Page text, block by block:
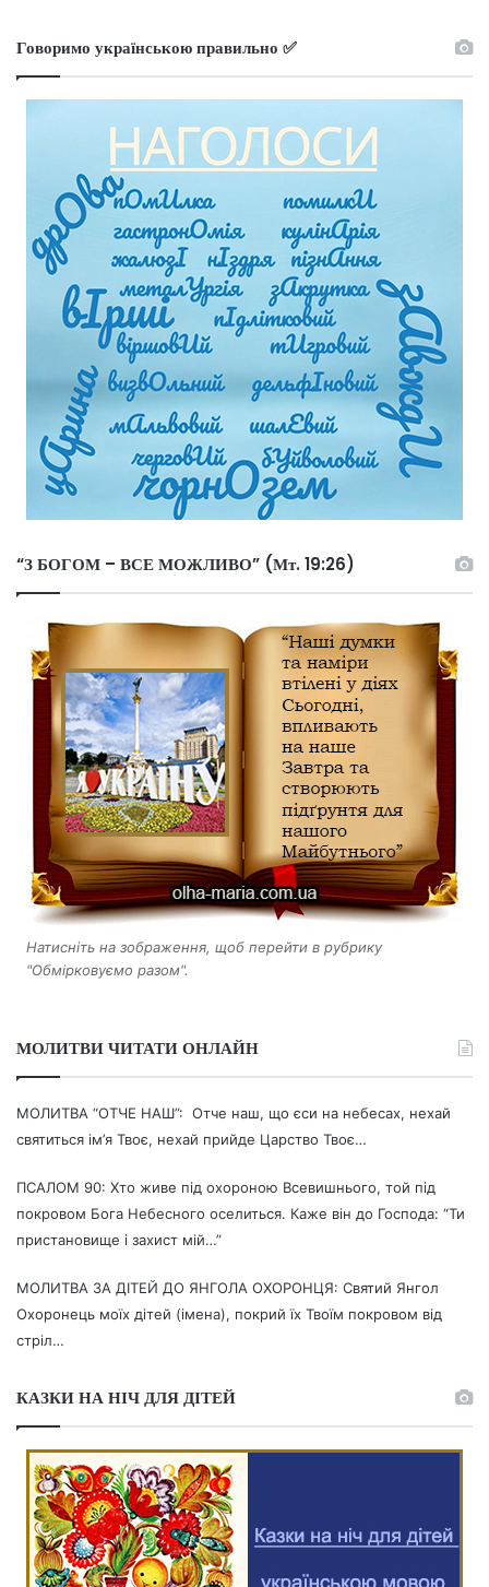
Говоримо українською правильно ✅
“З БОГОМ – ВСЕ МОЖЛИВО” (Мт. 19:26)
Натисніть на зображення, щоб перейти в рубрику
"Обмірковуємо разом".
МОЛИТВИ ЧИТАТИ ОНЛАЙН
МОЛИТВА “ОТЧЕ НАШ”: Отче наш, що єси на небесах, нехай
святиться ім’я Твоє, нехай прийде Царство Твоє…
ПСАЛОМ 90: Хто живе під охороною Всевишнього, той під
покровом Бога Небесного оселиться. Каже він до Господа: “Ти
пристановище і захист мій…”
МОЛИТВА ЗА ДІТЕЙ ДО ЯНГОЛА ОХОРОНЦЯ: Святий Янгол
Охоронець моїх дітей (імена), покрий їх Твоїм покровом від
стріл…
КАЗКИ НА НІЧ ДЛЯ ДІТЕЙ